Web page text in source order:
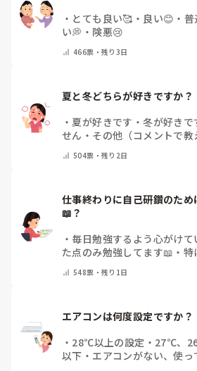
・ とても良い🥰 ・ 良い😊 ・ 普
い💭 ・ 険悪😢
466票・残り3日
夏と冬どちらが好きですか？
・ 夏が好きです ・冬が好きで
せん ・ その他（コメントで教
504票・残り2日
仕事終わりに自己研鑽のた
📖？
・ 毎日勉強するよう心がけて
た点のみ勉強してます📖 ・ 特
548票・残り1日
エアコンは何度設定ですか？
・ 28℃以上の設定 ・ 27℃、
以下 ・ エアコンがない、使っ